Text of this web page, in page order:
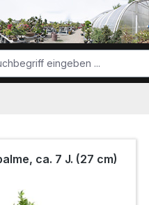
ca. 7 J. (27 cm)